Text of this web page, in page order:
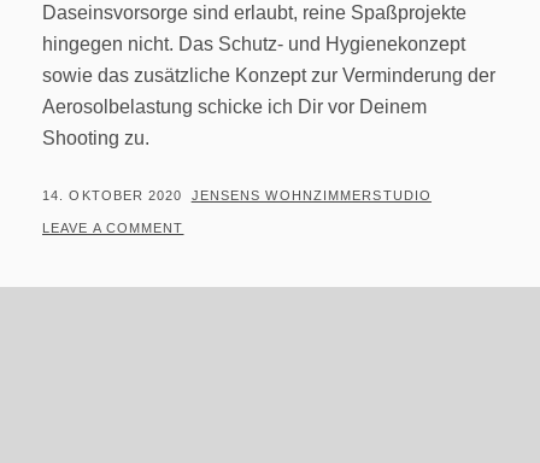
Daseinsvorsorge sind erlaubt, reine Spaßprojekte
hingegen nicht. Das Schutz- und Hygienekonzept
sowie das zusätzliche Konzept zur Verminderung der
Aerosolbelastung schicke ich Dir vor Deinem
Shooting zu.
POSTED
ON
14. OKTOBER 2020 BY
JENSENS WOHNZIMMERSTUDIO
LEAVE A COMMENT